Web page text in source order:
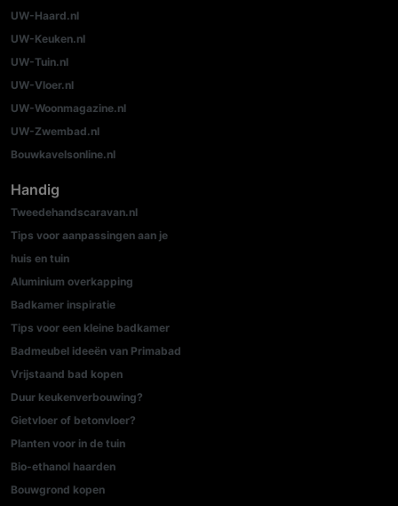
UW-Haard.nl
UW-Keuken.nl
UW-Tuin.nl
UW-Vloer.nl
UW-Woonmagazine.nl
UW-Zwembad.nl
Bouwkavelsonline.nl
Handig
Tweedehandscaravan.nl
Tips voor aanpassingen aan je
huis en tuin
Aluminium overkapping
Badkamer inspiratie
Tips voor een kleine badkamer
Badmeubel ideeën van Primabad
Vrijstaand bad kopen
Duur keukenverbouwing?
Gietvloer of betonvloer?
Planten voor in de tuin
Bio-ethanol haarden
Bouwgrond kopen